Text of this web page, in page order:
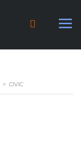
> CIVIC